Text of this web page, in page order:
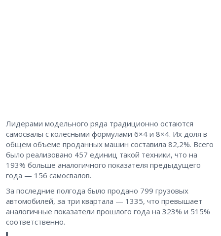
Лидерами модельного ряда традиционно остаются
самосвалы с колесными формулами 6×4 и 8×4. Их доля в
общем объеме проданных машин составила 82,2%. Всего
было реализовано 457 единиц такой техники, что на
193% больше аналогичного показателя предыдущего
года — 156 самосвалов.
За последние полгода было продано 799 грузовых
автомобилей, за три квартала — 1335, что превышает
аналогичные показатели прошлого года на 323% и 515%
соответственно.